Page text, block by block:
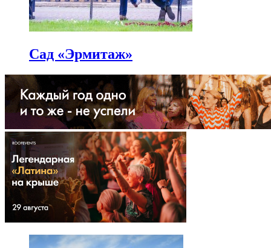
Сад «Эрмитаж»